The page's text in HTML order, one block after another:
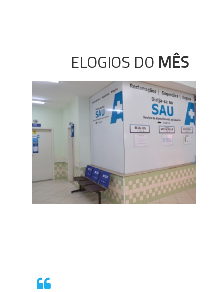
ELOGIOS DO MÊS